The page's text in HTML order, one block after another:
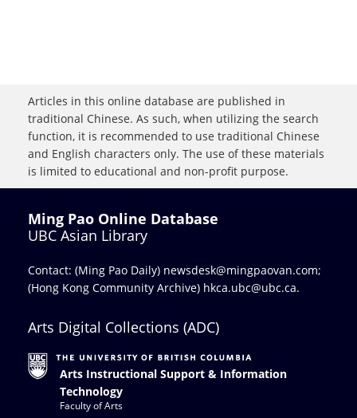
Articles in this online database are published in
traditional Chinese. As such, when utilizing the search
function, it is recommended to use traditional Chinese
and English characters only. The use of these materials
is limited to educational and non-profit purpose.
Ming Pao Online Database
UBC Asian Library
Contact: (Ming Pao Daily) newsdesk@mingpaovan.com;
(Hong Kong Community Archive) hkca.ubc@ubc.ca.
Arts Digital Collections (ADC)
Arts Instructional Support & Information
Technology
Faculty of Arts